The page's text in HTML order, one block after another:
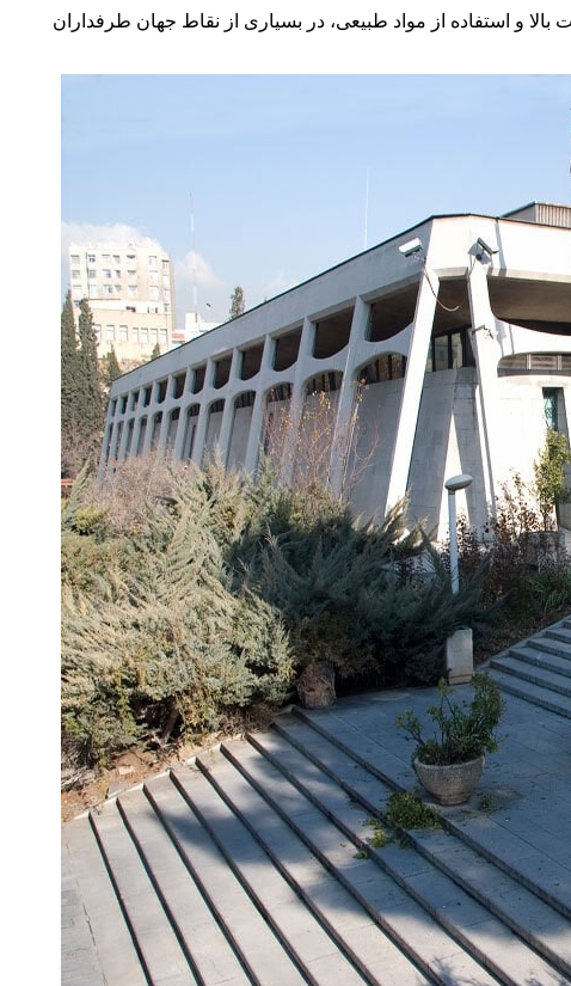
و استفاده از مواد طبیعی، در بسیاری از نقاط جهان طرفداران